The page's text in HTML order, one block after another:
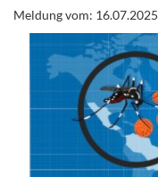
Meldung vom: 16.07.2025